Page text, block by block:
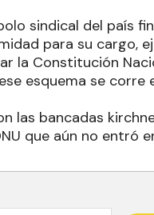
sindical del país
para su cargo,
la Constitución
esquema se corre
las bancadas
que aún no entró